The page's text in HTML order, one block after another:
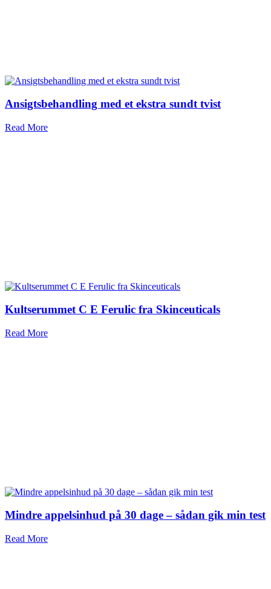
Ansigtsbehandling med et ekstra sundt tvist
Read More
Kultserummet C E Ferulic fra Skinceuticals
Read More
Mindre appelsinhud på 30 dage – sådan gik min test
Read More